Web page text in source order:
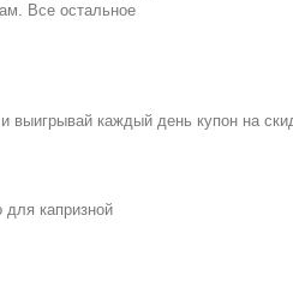
Все остальное
капризной